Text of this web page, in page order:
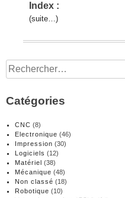
Index :
(suite…)
Rechercher :
Catégories
CNC (8)
Electronique (46)
Impression (30)
Logiciels (12)
Matériel (38)
Mécanique (48)
Non classé (18)
Robotique (10)